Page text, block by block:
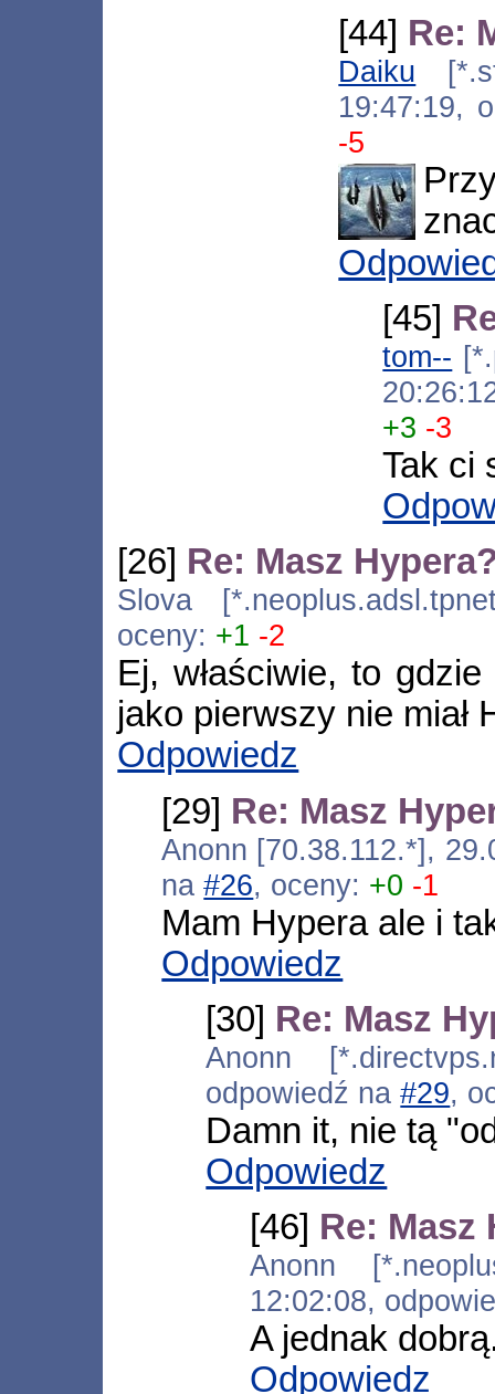
[44] Re:
Daiku
19:47:19,
-5
[45]
tom--
+3 -3
Tak ci
[26] Re: Masz
Slova
oceny: +1 -2
Ej, właściwie, to
jako pierwszy nie miał
Odpowiedz
[29] Re: Masz
Anonn [70.38.112.*],
na#26, oceny: +0 -1
Mam Hypera ale i
Odpowiedz
[30] Re: Masz
Anonn
odpowiedź na#29,
Damn it, nie tą
Odpowiedz
[46] Re: Masz
Anonn
12:02:08,
A jednak
Odpowiedz